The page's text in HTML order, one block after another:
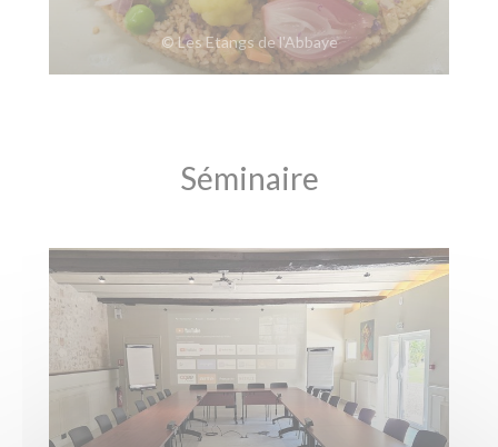
© Les Etangs de l'Abbaye
Séminaire